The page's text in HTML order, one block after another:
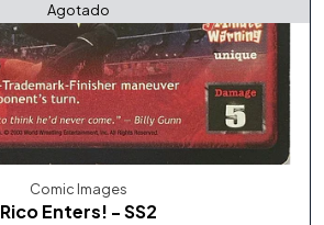
Agotado
Comic Images
Rico Enters! - SS2